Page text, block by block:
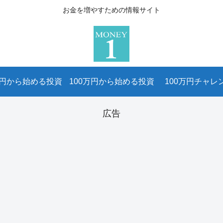
お金を増やすための情報サイト
から始める投資 100万円から始める投資 100万円チャレ
広告